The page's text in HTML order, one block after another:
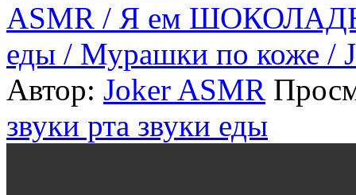
ASMR / Я ем
еды / Мурашки по коже /
Автор: Joker ASMR
звуки рта звуки еды